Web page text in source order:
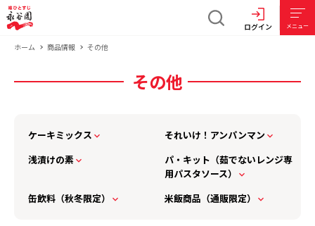
ログイン メニュー
ホーム 商品情報 その他
その他
ケーキミックス
それいけ！アンパンマン
浅漬けの素
パ・キット（茹でないレンジ専
用パスタソース）
缶飲料（秋冬限定）
米飯商品（通販限定）